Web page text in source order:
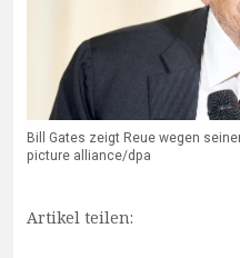
Bill Gates zeigt Reue wegen
picture alliance/dpa
Artikel teilen: